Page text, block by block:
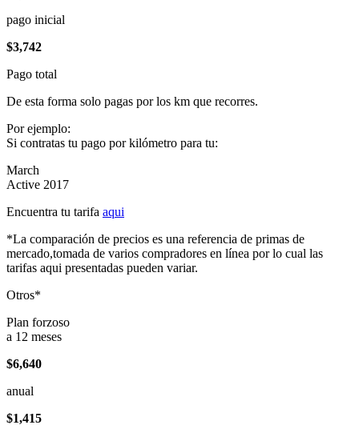
pago inicial
$3,742
Pago total
De esta forma solo pagas por los km que recorres.
Por ejemplo:
Si contratas tu pago por kilómetro para tu:
March
Active 2017
Encuentra tu tarifa aqui
*La comparación de precios es una referencia de primas de
mercado,tomada de varios compradores en línea por lo cual las
tarifas aqui presentadas pueden variar.
Otros*
Plan forzoso
a 12 meses
$6,640
anual
$1,415